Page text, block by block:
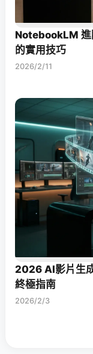
NotebookLM 進
的實用技巧
2026/2/11
2026 AI影片生
終極指南
2026/2/3